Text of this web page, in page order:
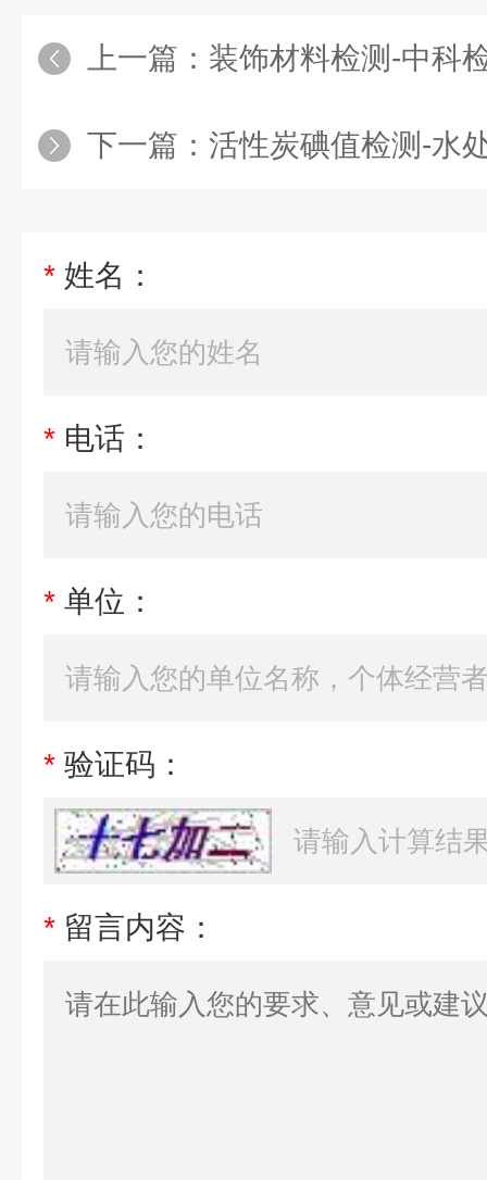
上一篇： 装饰材料检测-中科
下一篇： 活性炭碘值检测-水
* 姓名：
* 电话：
* 单位：
* 验证码：
* 留言内容：